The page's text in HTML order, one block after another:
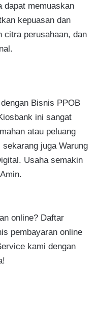
dapat memuaskan
kepuasan dan
citra perusahaan, dan
Bisnis PPOB
ini sangat
atau peluang
juga Warung
Usaha semakin
online? Daftar
pembayaran online
kami dengan